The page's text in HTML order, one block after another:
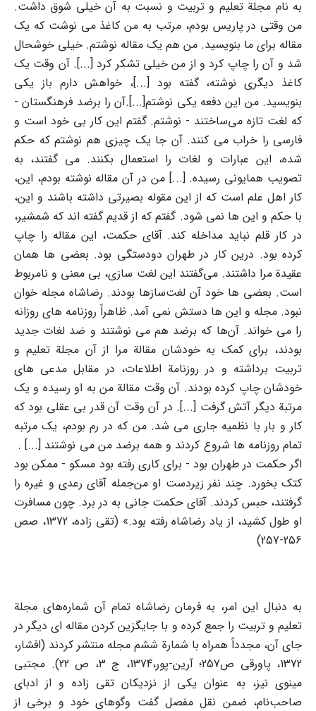
به نام مجلة تعلیم و تربیت و نسبت به آن خیلی شوق داشت.
من وقتی در پاریس بودم، مرتب به من کاغذ می نوشت که یک
مقاله برای ما بنویسید. من هم یک مقاله نوشتم. خیلی خوشحال
شد و آن را چاپ کرد و از من خیلی تشکر کرد [...]. آن وقت یک
کاغذ دیگری نوشته، گفته بود [...]، خواهش دارم باز یکی
بنویسید. من این دفعه یکی نوشتم[...].آن را برضد فرهنگستان -
که لغت تازه می‌ساختند - نوشتم. گفتم این کار بی خود است و
فارسی را خراب می کنند. آن جا یک چیزی هم نوشتم که حکم
شده، این عبارات و لغات را استعمال بکنند. می گفتند، به
تصویب همایونی رسیده. [...] من در آن مقاله نوشته بودم، این،
کار اهل علم است که از این مقوله بصیرتی داشته باشند و این،
با حکم و این ها نمی شود. گفتم که از قدیم گفته اند که شمشیر،
در کار قلم نباید مداخله کند. آقای حکمت، این مقاله را چاپ
کرده بود. درین کار در طهران دودستگی بود. بعضی ها همان
عقیدة مرا داشتند. می‌گفتند این لغت سازی، بی معنی و نامربوط
است. بعضی ها خود آن لغت‌سازها بودند. رضاشاه مجله خوان
نبود. مجله و این ها دستش نمی آمد. ظاهراً روزنامه های روزانه
را می خواند. آن‌ها که برضد هم می نوشتند و ضد لغات جدید
بودند، برای کمک به خودشان مقالة مرا از آن مجلة تعلیم و
تربیت برداشته و در روزنامة اطلاعات، در مقابل مدعی های
خودشان چاپ کرده بودند. آن وقت مقالة من به او رسیده و یک
مرتبة دیگر آتش گرفت [...]. در آن وقت آن قدر بی عقلی بود که
کار و بار با نظمیه جاری می شد. من که در رم بودم، یک مرتبه
تمام روزنامه ها شروع کردند و همه برضد من می نوشتند [...] .
اگر حکمت در طهران بود - برای کاری رفته بود مسکو - ممکن بود
کتک بخورد. چند نفر زیردست او من‌جمله آقای رعدی و غیره را
گرفتند، حبس کردند. آقای حکمت جانی به در برد. چون مسافرت
او طول کشید، از یاد رضاشاه رفته بود.» (تقی زاده، 1372، صص
256-257)
به دنبال این امر، به فرمان رضاشاه تمام آن شماره‌های مجلة
تعلیم و تربیت را جمع کرده و با جایگزین کردن مقاله ای دیگر در
جای آن، مجدداً همراه با شمارة ششم مجله منتشر کردند (افشار،
1372، پاورقی ص257؛ آرین-پور،1374، ج 3، ص 22). مجتبی
مینوی نیز، به عنوان یکی از نزدیکان تقی زاده و از ادبای
صاحب‌نام، ضمن نقل مفصل گفت وگوهای خود و برخی از